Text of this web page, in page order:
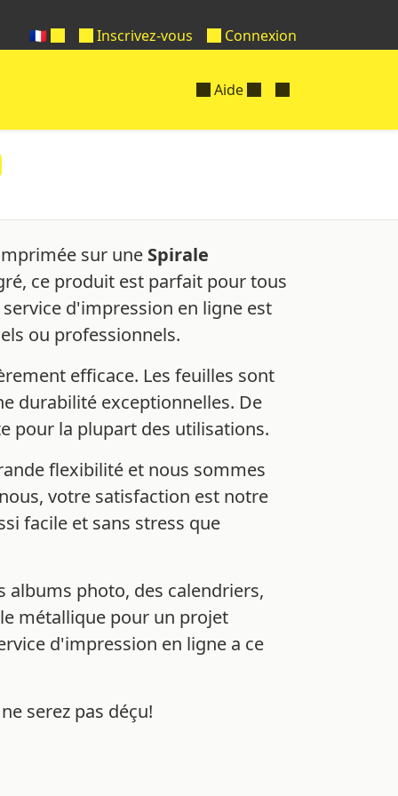
Inscrivez-vous Connexion
🇫🇷
Aide
sur une Spirale
ce produit est parfait pour tous
d'impression en ligne est
ou professionnels.
efficace. Les feuilles sont
durabilité exceptionnelles. De
pour la plupart des utilisations.
flexibilité et nous sommes
votre satisfaction est notre
facile et sans stress que
photo, des calendriers,
métallique pour un projet
d'impression en ligne a ce
serez pas déçu!